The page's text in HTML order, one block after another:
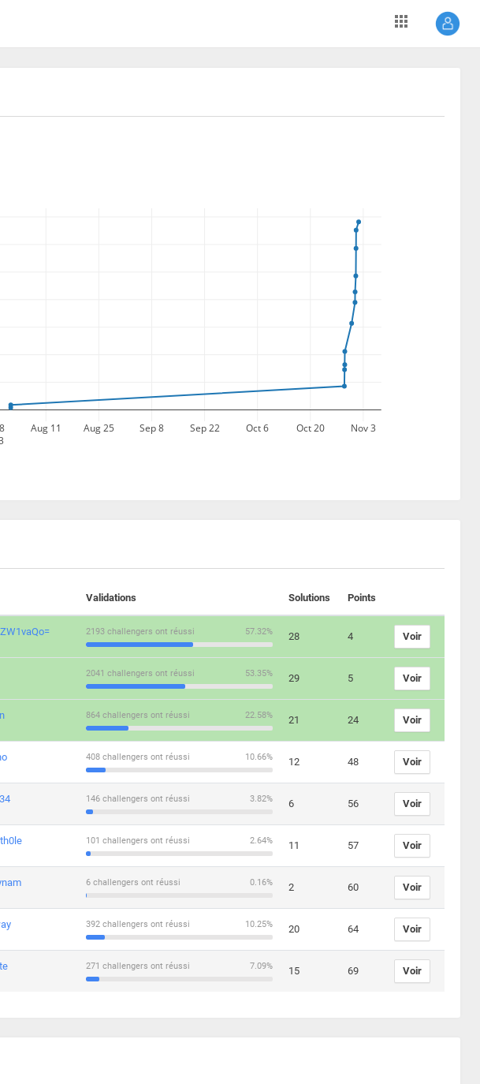
Aug 11 Aug 25 Sep 8 Sep 22 Oct 6 Oct 20 Nov 3
Validations Solutions Points
57.32%
2193 challengers ont réussi 28 4 Voir
53.35%
2041 challengers ont réussi 29 5 Voir
22.58%
864 challengers ont réussi 21 24 Voir
10.66%
408 challengers ont réussi 12 48 Voir
3.82%
146 challengers ont réussi 6 56 Voir
2.64%
101 challengers ont réussi 11 57 Voir
0.16%
6 challengers ont réussi 2 60 Voir
10.25%
392 challengers ont réussi 20 64 Voir
7.09%
271 challengers ont réussi 15 69 Voir